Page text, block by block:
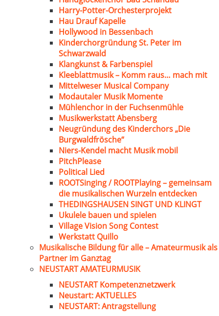
Harry-Potter-Orchesterprojekt
Hau Drauf Kapelle
Hollywood in Bessenbach
Kinderchorgründung St. Peter im
Schwarzwald
Klangkunst & Farbenspiel
Kleeblattmusik – Komm raus… mach mit
Mittelweser Musical Company
Modautaler Musik Momente
Mühlenchor in der Fuchsenmühle
Musikwerkstatt Abensberg
Neugründung des Kinderchors „Die
Burgwaldfrösche“
Niers-Kendel macht Musik mobil
PitchPlease
Political Lied
ROOTSinging / ROOTPlaying – gemeinsam
die musikalischen Wurzeln entdecken
THEDINGSHAUSEN SINGT UND KLINGT
Ukulele bauen und spielen
Village Vision Song Contest
Werkstatt Quillo
Musikalische Bildung für alle – Amateurmusik als
Partner im Ganztag
NEUSTART AMATEURMUSIK
NEUSTART Kompetenznetzwerk
Neustart: AKTUELLES
NEUSTART: Antragstellung